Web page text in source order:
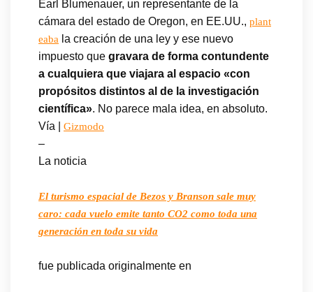
Earl Blumenauer, un representante de la
cámara del estado de Oregon, en EE.UU., plant
eaba la creación de una ley y ese nuevo
impuesto que gravara de forma contundente
a cualquiera que viajara al espacio «con
propósitos distintos al de la investigación
científica». No parece mala idea, en absoluto.
Vía | Gizmodo
–
La noticia
El turismo espacial de Bezos y Branson sale muy
caro: cada vuelo emite tanto CO2 como toda una
generación en toda su vida
fue publicada originalmente en